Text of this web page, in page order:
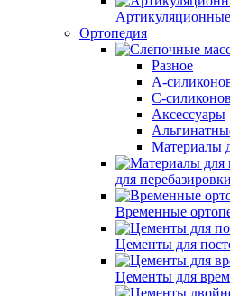
Ортопедия
Разное
А-
С-
Аксессуары
Материалы
для перебазировки
Временные
Цементы для
Цементы для